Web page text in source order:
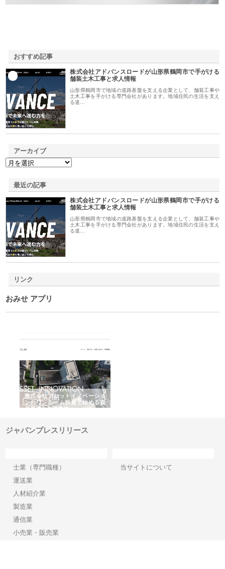
おすすめ記事
株式会社アドバンスロードが山形県鶴岡市で手がける
舗装土木工事と求人情報
山形県鶴岡市で地域の道路基盤を支える企業として、舗装工事や
土木工事を手がける専門会社があります。地域住民の生活を支え
る道…
アーカイブ
最近の記事
株式会社アドバンスロードが山形県鶴岡市で手がける
舗装土木工事と求人情報
山形県鶴岡市で地域の道路基盤を支える企業として、舗装工事や
土木工事を手がける専門会社があります。地域住民の生活を支え
る道…
リンク
おみせ アプリ
株式会社アセットイノベーショ
ンのワンルーム投資で始める資
産形成と老後準備
ジャパンプレスリリース
士業（専門職種）
運送業
人材紹介業
製造業
通信業
小売業・販売業
当サイトについて